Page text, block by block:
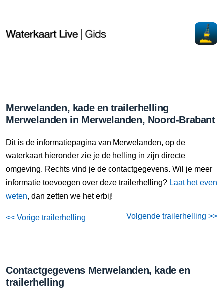
Merwelanden, kade en trailerhelling
Merwelanden in Merwelanden, Noord-Brabant
Dit is de informatiepagina van Merwelanden, op de
waterkaart hieronder zie je de helling in zijn directe
omgeving. Rechts vind je de contactgegevens. Wil je meer
informatie toevoegen over deze trailerhelling? Laat het even
weten, dan zetten we het erbij!
<< Vorige trailerhelling Volgende trailerhelling >>
Contactgegevens Merwelanden, kade en
trailerhelling